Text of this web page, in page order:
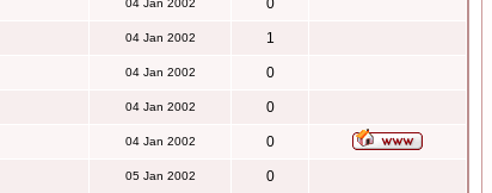
04 Jan 2002 0
04 Jan 2002 1
04 Jan 2002 0
04 Jan 2002 0
04 Jan 2002 0
05 Jan 2002 0